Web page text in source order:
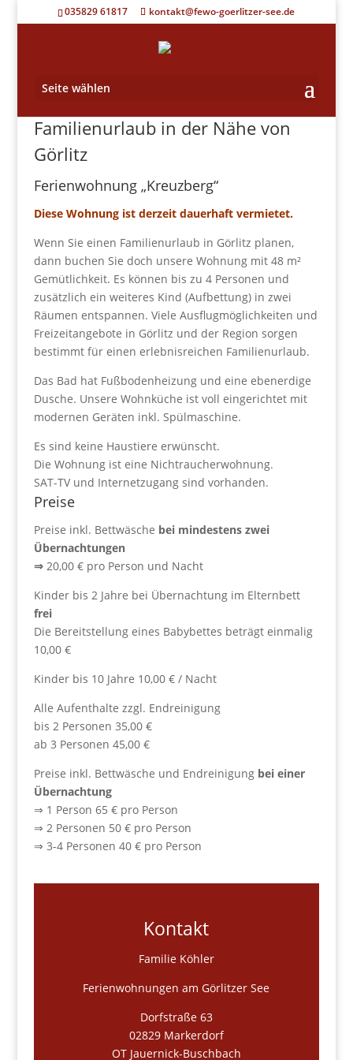
035829 61817 kontakt@fewo-goerlitzer-see.de
Seite wählen
Familienurlaub in der Nähe von
Görlitz
Ferienwohnung „Kreuzberg“
Diese Wohnung ist derzeit dauerhaft vermietet.
Wenn Sie einen Familienurlaub in Görlitz planen,
dann buchen Sie doch unsere Wohnung mit 48 m²
Gemütlichkeit. Es können bis zu 4 Personen und
zusätzlich ein weiteres Kind (Aufbettung) in zwei
Räumen entspannen. Viele Ausflugmöglichkeiten und
Freizeitangebote in Görlitz und der Region sorgen
bestimmt für einen erlebnisreichen Familienurlaub.
Das Bad hat Fußbodenheizung und eine ebenerdige
Dusche. Unsere Wohnküche ist voll eingerichtet mit
modernen Geräten inkl. Spülmaschine.
Es sind keine Haustiere erwünscht.
Die Wohnung ist eine Nichtraucherwohnung.
SAT-TV und Internetzugang sind vorhanden.
Preise
Preise inkl. Bettwäsche bei mindestens zwei
Übernachtungen
⇒ 20,00 € pro Person und Nacht
Kinder bis 2 Jahre bei Übernachtung im Elternbett
frei
Die Bereitstellung eines Babybettes beträgt einmalig
10,00 €
Kinder bis 10 Jahre 10,00 € / Nacht
Alle Aufenthalte zzgl. Endreinigung
bis 2 Personen 35,00 €
ab 3 Personen 45,00 €
Preise inkl. Bettwäsche und Endreinigung bei einer
Übernachtung
⇒ 1 Person 65 € pro Person
⇒ 2 Personen 50 € pro Person
⇒ 3-4 Personen 40 € pro Person
Kontakt
Familie Köhler
Ferienwohnungen am Görlitzer See
Dorfstraße 63
02829 Markerdorf
OT Jauernick-Buschbach